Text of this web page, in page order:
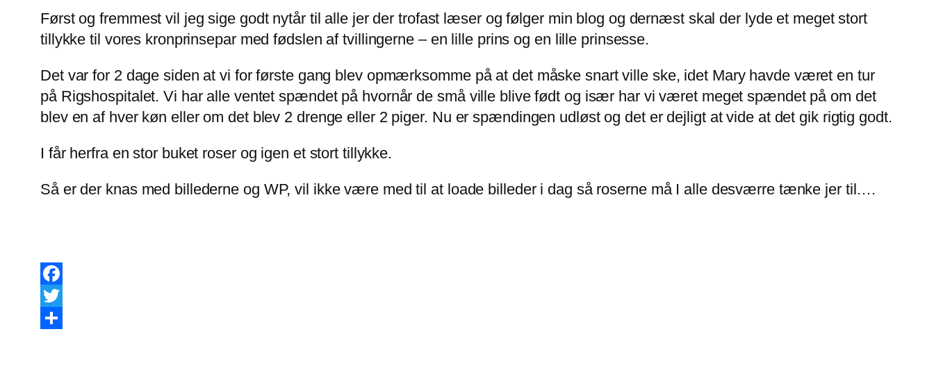
Først og fremmest vil jeg sige godt nytår til alle jer der trofast læser og følger min blog og dernæst skal der lyde et meget stort
tillykke til vores kronprinsepar med fødslen af tvillingerne – en lille prins og en lille prinsesse.
Det var for 2 dage siden at vi for første gang blev opmærksomme på at det måske snart ville ske, idet Mary havde været en tur
på Rigshospitalet. Vi har alle ventet spændet på hvornår de små ville blive født og især har vi været meget spændet på om det
blev en af hver køn eller om det blev 2 drenge eller 2 piger. Nu er spændingen udløst og det er dejligt at vide at det gik rigtig godt.
I får herfra en stor buket roser og igen et stort tillykke.
Så er der knas med billederne og WP, vil ikke være med til at loade billeder i dag så roserne må I alle desværre tænke jer til….
Facebook
Twitter